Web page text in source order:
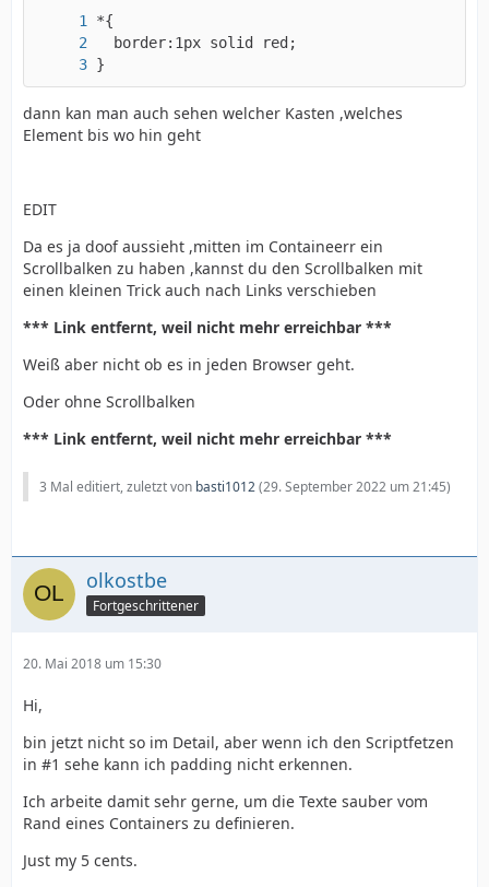
}
dann kan man auch sehen welcher Kasten ,welches
Element bis wo hin geht
EDIT
Da es ja doof aussieht ,mitten im Containeerr ein
Scrollbalken zu haben ,kannst du den Scrollbalken mit
einen kleinen Trick auch nach Links verschieben
*** Link entfernt, weil nicht mehr erreichbar ***
Weiß aber nicht ob es in jeden Browser geht.
Oder ohne Scrollbalken
*** Link entfernt, weil nicht mehr erreichbar ***
3 Mal editiert, zuletzt von basti1012(29. September 2022 um 21:45)
olkostbe
Fortgeschrittener
20. Mai 2018 um 15:30
Hi,
bin jetzt nicht so im Detail, aber wenn ich den Scriptfetzen
in #1 sehe kann ich padding nicht erkennen.
Ich arbeite damit sehr gerne, um die Texte sauber vom
Rand eines Containers zu definieren.
Just my 5 cents.